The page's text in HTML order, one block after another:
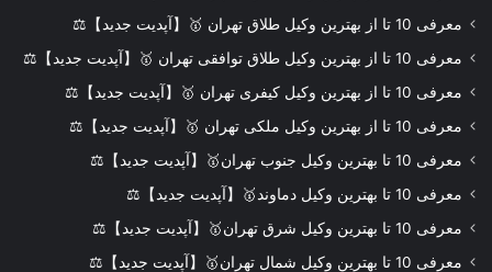
معرفی 10 تا از بهترین وکیل طلاق تهران 🥇【آپدیت جدید】⚖️
معرفی 10 تا از بهترین وکیل طلاق توافقی تهران 🥇【آپدیت جدید】⚖️
معرفی 10 تا از بهترین وکیل کیفری تهران 🥇【آپدیت جدید】⚖️
معرفی 10 تا از بهترین وکیل ملکی تهران 🥇【آپدیت جدید】⚖️
معرفی 10 تا بهترین وکیل جنوب تهران🥇【آپدیت جدید】⚖️
معرفی 10 تا بهترین وکیل دماوند🥇【آپدیت جدید】⚖️
معرفی 10 تا بهترین وکیل شرق تهران🥇【آپدیت جدید】⚖️
معرفی 10 تا بهترین وکیل شمال تهران🥇【آپدیت جدید】⚖️